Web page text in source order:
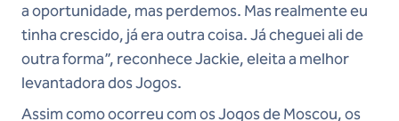
a oportunidade, mas perdemos. Mas realmente eu
tinha crescido, já era outra coisa. Já cheguei ali de
outra forma”, reconhece Jackie, eleita a melhor
levantadora dos Jogos.
Assim como ocorreu com os Jogos de Moscou, os